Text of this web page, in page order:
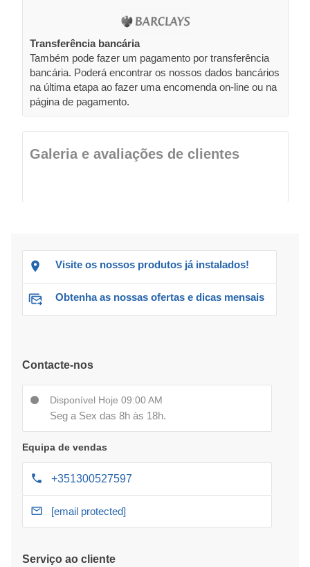
Transferência bancária
Também pode fazer um pagamento por transferência
bancária. Poderá encontrar os nossos dados bancários
na última etapa ao fazer uma encomenda on-line ou na
página de pagamento.
Galeria e avaliações de clientes
Visite os nossos produtos já instalados!
Obtenha as nossas ofertas e dicas mensais
Contacte-nos
Disponível Hoje 09:00 AM
Seg a Sex das 8h às 18h.
Equipa de vendas
+351300527597
[email protected]
Serviço ao cliente